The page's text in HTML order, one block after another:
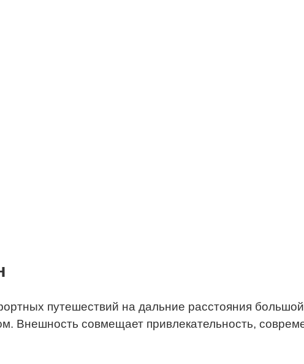
путешествий на дальние расстояния
Внешность совмещает привлекательность,